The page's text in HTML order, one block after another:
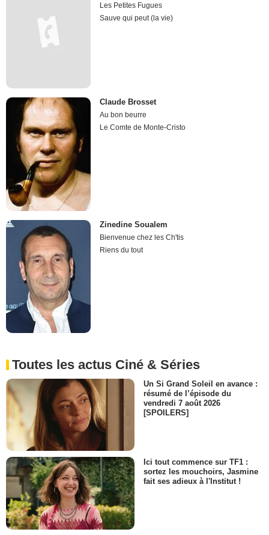
Les Petites Fugues
Sauve qui peut (la vie)
Claude Brosset
Au bon beurre
Le Comte de Monte-Cristo
Zinedine Soualem
Bienvenue chez les Ch'tis
Riens du tout
Toutes les actus Ciné & Séries
Un Si Grand Soleil en avance :
résumé de l’épisode du
vendredi 7 août 2026
[SPOILERS]
Ici tout commence sur TF1 :
sortez les mouchoirs, Jasmine
fait ses adieux à l'Institut !